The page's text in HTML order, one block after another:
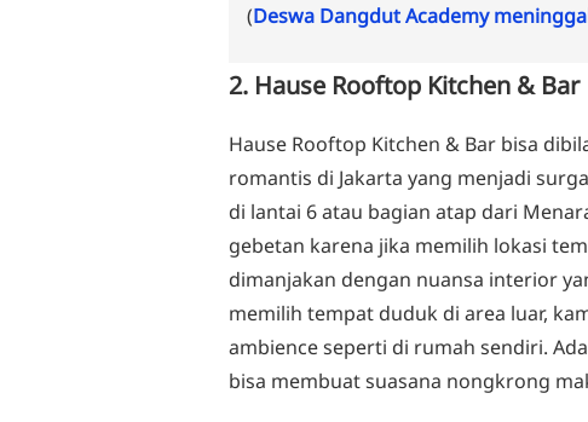
(Deswa Dangdut Academy
2. Hause Rooftop Kitchen & Bar
Hause Rooftop Kitchen & Bar bisa
romantis di Jakarta yang menjadi
di lantai 6 atau bagian atap dari
gebetan karena jika memilih lokasi
dimanjakan dengan nuansa interior
memilih tempat duduk di area luar,
ambience seperti di rumah sendiri.
bisa membuat suasana nongkrong